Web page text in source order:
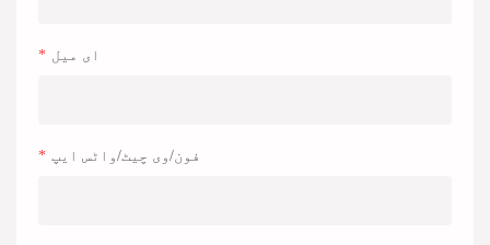
ای میل
فون/وی چیٹ/واٹس ایپ